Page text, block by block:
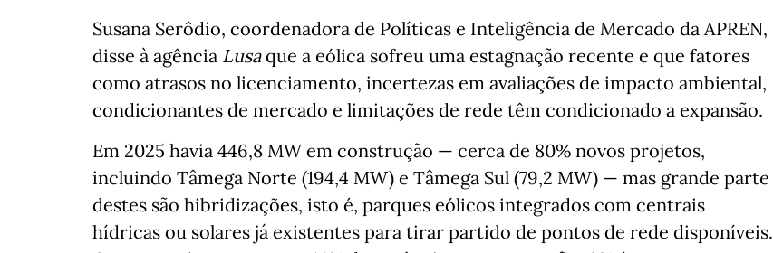
Susana Serôdio, coordenadora de Políticas e Inteligência de Mercado da APREN,
disse à agência Lusaque a eólica sofreu uma estagnação recente e que fatores
como atrasos no licenciamento, incertezas em avaliações de impacto ambiental,
condicionantes de mercado e limitações de rede têm condicionado a expansão.
Em 2025 havia 446,8 MW em construção — cerca de 80% novos projetos,
incluindo Tâmega Norte (194,4 MW) e Tâmega Sul (79,2 MW) — mas grande parte
destes são hibridizações, isto é, parques eólicos integrados com centrais
hídricas ou solares já existentes para tirar partido de pontos de rede disponíveis.